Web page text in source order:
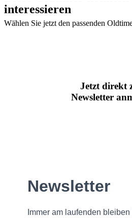
interessieren
Wählen Sie jetzt den passenden
Jetzt direkt
Newsletter